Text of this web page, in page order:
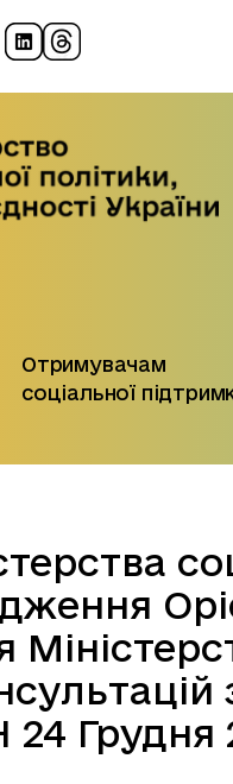
Отримувачам
соціальної
24 Грудня